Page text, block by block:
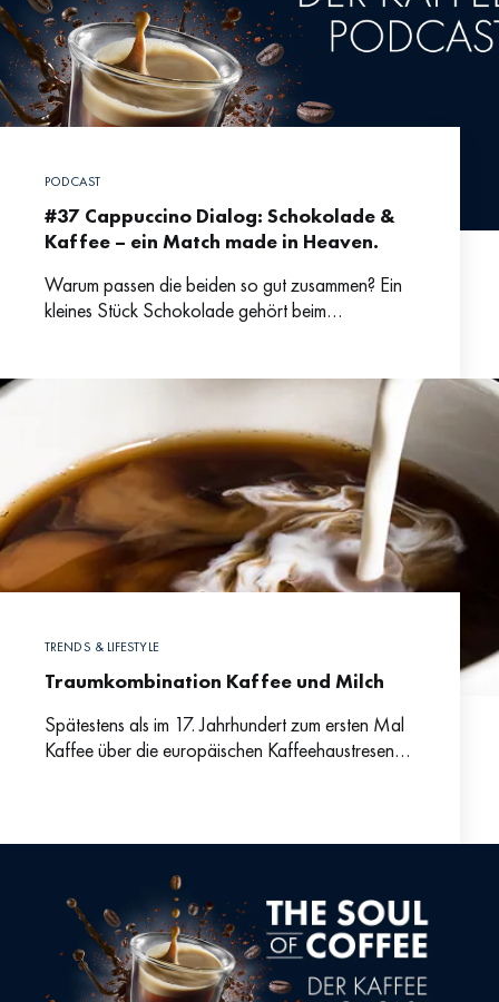
PODCAST
#37 Cappuccino Dialog: Schokolade &
Kaffee – ein Match made in Heaven.
Warum passen die beiden so gut zusammen? Ein
kleines Stück Schokolade gehört beim
TRENDS & LIFESTYLE
Traumkombination Kaffee und Milch
Spätestens als im 17. Jahrhundert zum ersten Mal
Kaffee über die europäischen Kaffeehaustresen